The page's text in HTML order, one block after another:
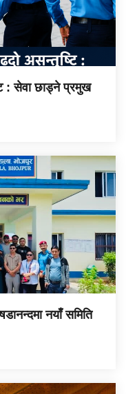
: सेवा छाड्ने प्रमुख
नयाँ समिति